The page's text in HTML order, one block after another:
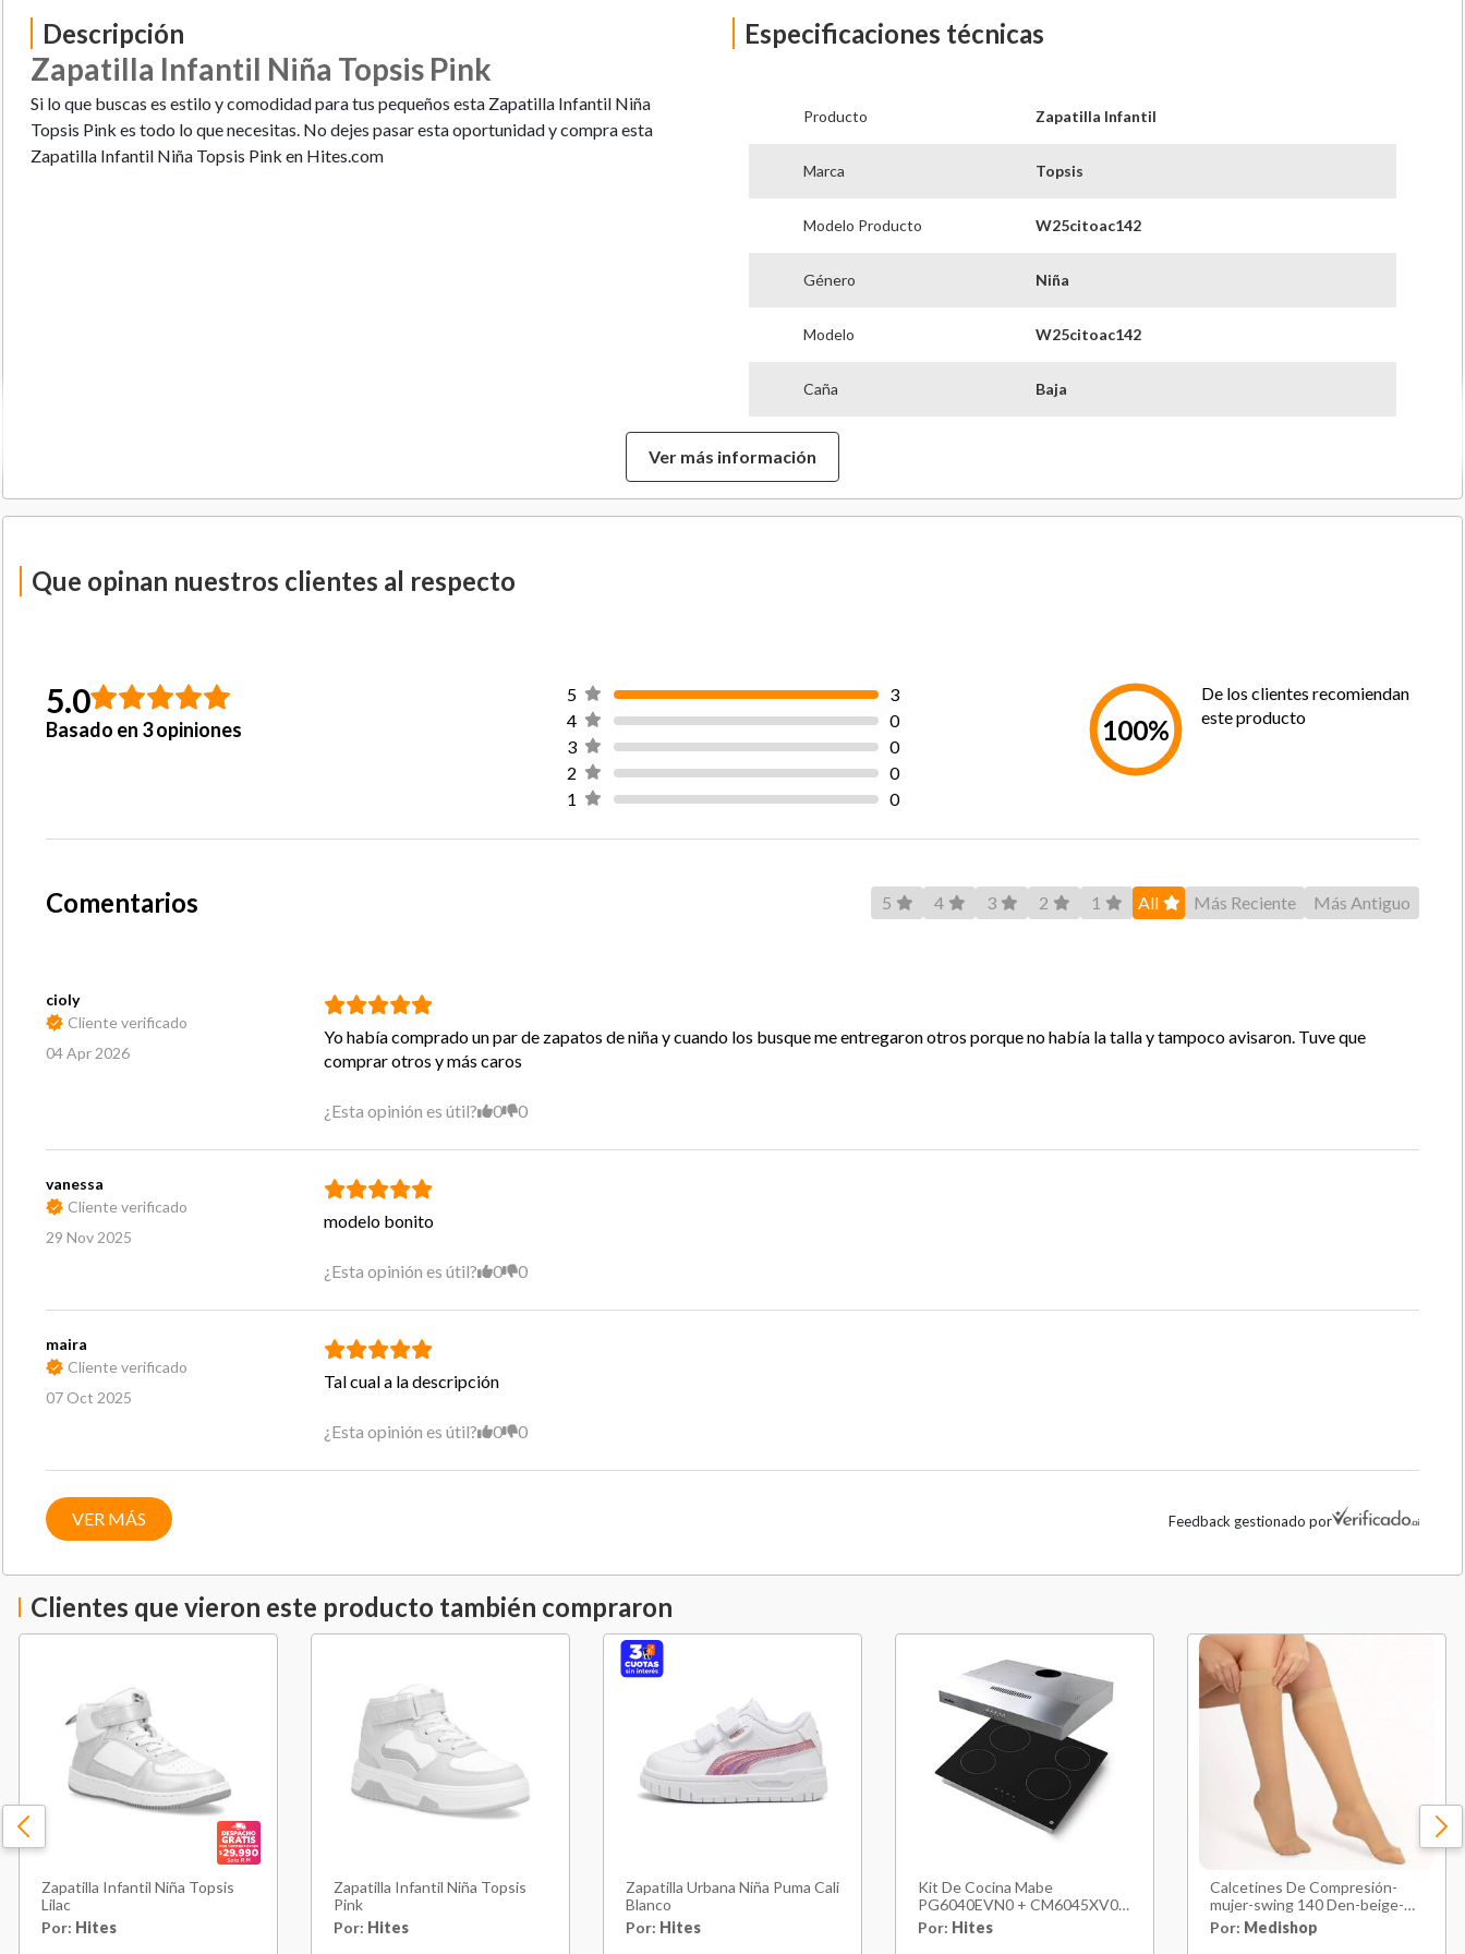
Descripción
Zapatilla Infantil Niña Topsis Pink
Si lo que buscas es estilo y comodidad para tus pequeños esta Zapatilla Infantil Niña
Topsis Pink es todo lo que necesitas. No dejes pasar esta oportunidad y compra esta
Zapatilla Infantil Niña Topsis Pink en Hites.com
Especificaciones técnicas
Producto Zapatilla Infantil
Marca Topsis
Modelo Producto W25citoac142
Género Niña
Modelo W25citoac142
Caña Baja
Forro Textil
Color
Ver más información
Que opinan nuestros clientes al respecto
5.0
Basado en 3 opiniones
1 0
2 0
3 0
4 0
5 3
100%
De los clientes recomiendan
este producto
Comentarios 5 4 3 2 1 All Más Reciente Más Antiguo
cioly
Cliente verificado
04 Apr 2026
Yo había comprado un par de zapatos de niña y cuando los busque me entregaron otros porque no había la talla y tampoco avisaron. Tuve que
comprar otros y más caros
¿Esta opinión es útil? 0 0
vanessa
Cliente verificado
29 Nov 2025
modelo bonito
¿Esta opinión es útil? 0 0
maira
Cliente verificado
07 Oct 2025
Tal cual a la descripción
¿Esta opinión es útil? 0 0
VER MÁS Feedback gestionado por
Clientes que vieron este producto también compraron
Zapatilla Infantil Niña Topsis
Lilac
Por: Hites
Zapatilla Infantil Niña Topsis
Pink
Por: Hites
Zapatilla Urbana Niña Puma Cali
Blanco
Por: Hites
Kit De Cocina Mabe
PG6040EVN0 + CM6045XV0 4
Quemadores
Por: Hites
Calcetines De Compresión-
mujer-swing 140 Den-beige-
talla 1
Por: Medishop